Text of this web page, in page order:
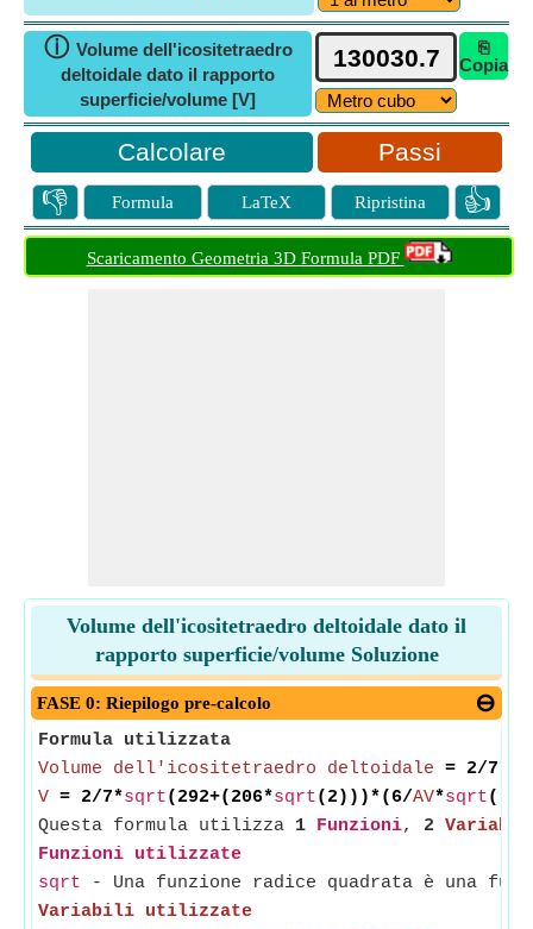
ⓘ Volume dell'icositetraedro
deltoidale dato il rapporto
superficie/volume [V]
⎘
Copia
Passi
👎 Formula LaTeX Ripristina 👍
Scaricamento Geometria 3D Formula PDF
Volume dell'icositetraedro deltoidale dato il
rapporto superficie/volume Soluzione
FASE 0: Riepilogo pre-calcolo
Formula utilizzata
Volume dell'icositetraedro deltoidale = 2/7*
V = 2/7*sqrt(292+(206*sqrt(2)))*(6/AV*sqrt
Questa formula utilizza 1 Funzioni, 2
Funzioni utilizzate
sqrt - Una funzione radice quadrata è una
Variabili utilizzate